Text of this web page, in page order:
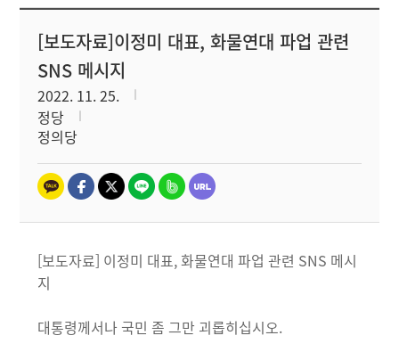
[보도자료]이정미 대표, 화물연대 파업 관련
SNS 메시지
2022. 11. 25.
정당
정의당
[보도자료] 이정미 대표, 화물연대 파업 관련 SNS 메시
지
대통령께서나 국민 좀 그만 괴롭히십시오.